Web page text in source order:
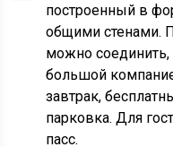
построенный в
общими стенами.
можно
большой
завтрак,
парковка. Для
пасс.